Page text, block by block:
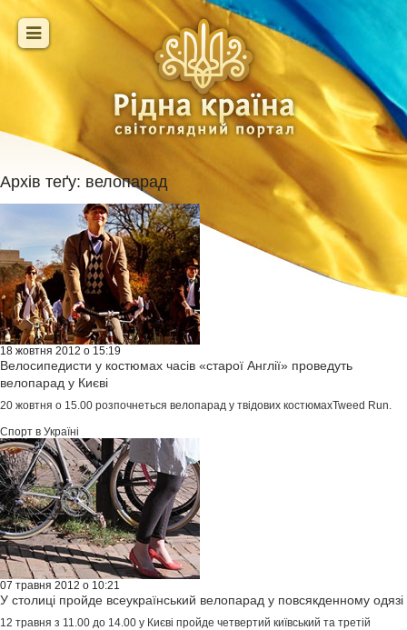
Архів теґу: велопарад
18 жовтня 2012 о 15:19
Велосипедисти у костюмах часів «старої Англії» проведуть
велопарад у Києві
20 жовтня о 15.00 розпочнеться велопарад у твідових костюмахTweed Run.
Спорт в Україні
07 травня 2012 о 10:21
У столиці пройде всеукраїнський велопарад у повсякденному одязі
12 травня з 11.00 до 14.00 у Києві пройде четвертий київський та третій